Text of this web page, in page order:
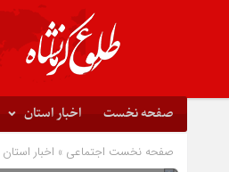
صفحه نخست اخبار استان
صفحه نخست اجتماعی » اخبار استان